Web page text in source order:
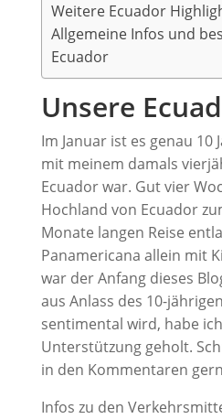
Weitere Ecuador
Allgemeine Infos und
Ecuador
Unsere
Im Januar ist es genau 10
mit meinem damals
Ecuador war. Gut vier
Hochland von Ecuador
Monate langen Reise
Panamericana allein mit
war der Anfang dieses
aus Anlass des 10-
sentimental wird, habe
Unterstützung geholt.
in den Kommentaren
Infos zu den